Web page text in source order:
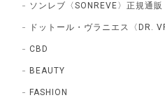
ソンレブ〈SONREVE〉正規通販
ドットール・ヴラニエス〈DR.
CBD
BEAUTY
FASHION